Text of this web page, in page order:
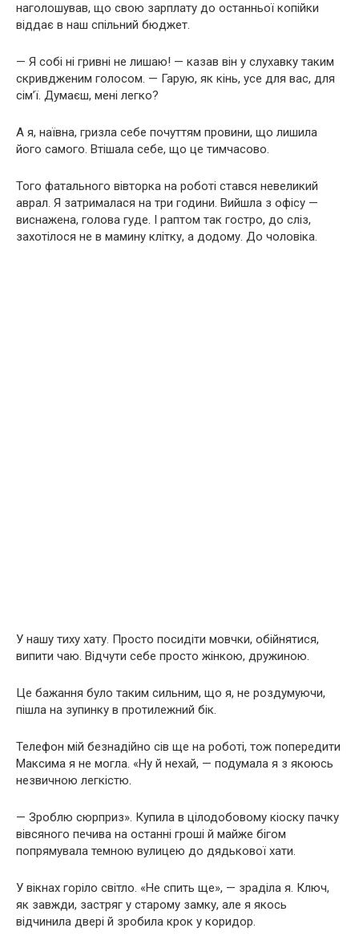
наголошував, що свою зарплату до останньої копійки
віддає в наш спільний бюджет.
— Я собі ні гривні не лишаю! — казав він у слухавку таким
скривдженим голосом. — Гарую, як кінь, усе для вас, для
сім’ї. Думаєш, мені легко?
А я, наївна, гризла себе почуттям провини, що лишила
його самого. Втішала себе, що це тимчасово.
Того фатального вівторка на роботі стався невеликий
аврал. Я затрималася на три години. Вийшла з офісу —
виснажена, голова гуде. І раптом так гостро, до сліз,
захотілося не в мамину клітку, а додому. До чоловіка.
У нашу тиху хату. Просто посидіти мовчки, обійнятися,
випити чаю. Відчути себе просто жінкою, дружиною.
Це бажання було таким сильним, що я, не роздумуючи,
пішла на зупинку в протилежний бік.
Телефон мій безнадійно сів ще на роботі, тож попередити
Максима я не могла. «Ну й нехай, — подумала я з якоюсь
незвичною легкістю.
— Зроблю сюрприз». Купила в цілодобовому кіоску пачку
вівсяного печива на останні гроші й майже бігом
попрямувала темною вулицею до дядькової хати.
У вікнах горіло світло. «Не спить ще», — зраділа я. Ключ,
як завжди, застряг у старому замку, але я якось
відчинила двері й зробила крок у коридор.